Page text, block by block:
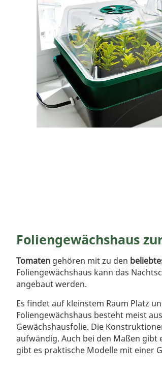
Foliengewächshaus
Tomaten gehören mit zu den
Foliengewächshaus kann das
angebaut werden.
Es findet auf kleinstem Raum Platz
Foliengewächshaus besteht meist
Gewächshausfolie. Die
aufwändig. Auch bei den Maßen gibt
gibt es praktische Modelle mit einer